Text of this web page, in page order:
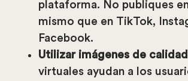
plataforma. No publiques
mismo que en TikTok,
Facebook.
Utilizar imágenes de calidad
virtuales ayudan a los